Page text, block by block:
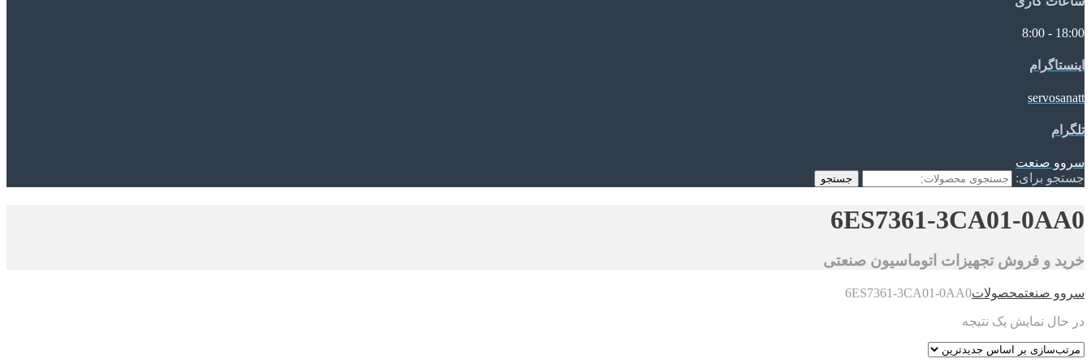
18:00 - 8:00
اینستاگرام
servosanatt
تلگرام
سروو صنعت
جستجو برای:
جستجو
6ES7361-3CA01-0AA0
خرید و فروش تجهیزات اتوماسیون صنعتی
سروو صنعتمحصولات6ES7361-3CA01-0AA0
در حال نمایش یک نتیجه